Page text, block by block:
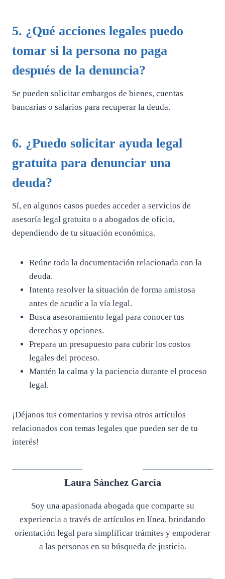
5. ¿Qué acciones legales puedo
tomar si la persona no paga
después de la denuncia?
Se pueden solicitar embargos de bienes, cuentas
bancarias o salarios para recuperar la deuda.
6. ¿Puedo solicitar ayuda legal
gratuita para denunciar una
deuda?
Sí, en algunos casos puedes acceder a servicios de
asesoría legal gratuita o a abogados de oficio,
dependiendo de tu situación económica.
Reúne toda la documentación relacionada con la
deuda.
Intenta resolver la situación de forma amistosa
antes de acudir a la vía legal.
Busca asesoramiento legal para conocer tus
derechos y opciones.
Prepara un presupuesto para cubrir los costos
legales del proceso.
Mantén la calma y la paciencia durante el proceso
legal.
¡Déjanos tus comentarios y revisa otros artículos
relacionados con temas legales que pueden ser de tu
interés!
Laura Sánchez García
Soy una apasionada abogada que comparte su
experiencia a través de artículos en línea, brindando
orientación legal para simplificar trámites y empoderar
a las personas en su búsqueda de justicia.